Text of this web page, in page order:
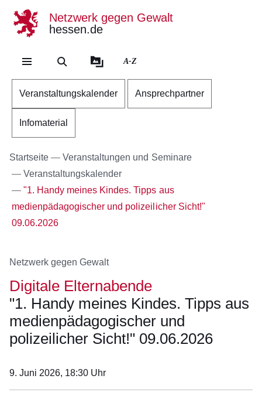
Netzwerk gegen Gewalt
hessen.de
A-Z
Veranstaltungskalender Ansprechpartner
Infomaterial
Startseite
Veranstaltungen und Seminare
Veranstaltungskalender
"1. Handy meines Kindes. Tipps aus
medienpädagogischer und polizeilicher Sicht!"
09.06.2026
Netzwerk gegen Gewalt
Digitale Elternabende
"1. Handy meines Kindes. Tipps aus
medienpädagogischer und
polizeilicher Sicht!" 09.06.2026
9. Juni 2026, 18:30 Uhr